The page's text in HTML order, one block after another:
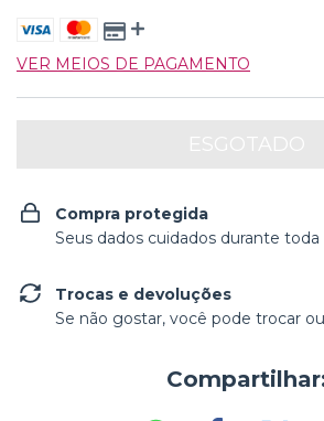
VER MEIOS DE PAGAMENTO
Compra protegida
Seus dados cuidados durante toda
Trocas e devoluções
Se não gostar, você pode trocar